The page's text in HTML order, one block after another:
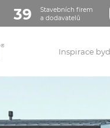
39
Stavebních firem
a dodavatelů
Inspirace